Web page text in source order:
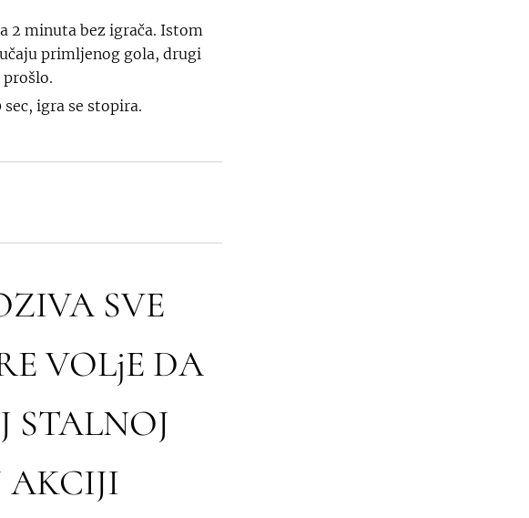
2 minuta bez igrača. Istom
primljenog gola, drugi
igra se stopira.
SVE
VOLjE DA
STALNOJ